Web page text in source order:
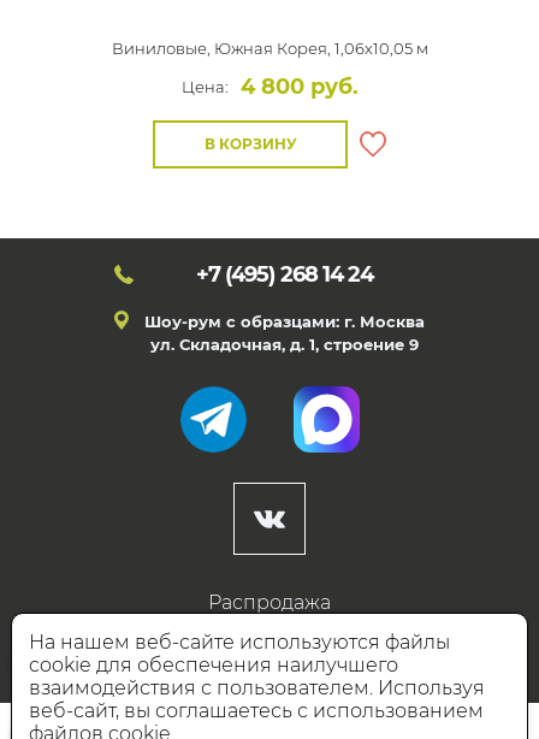
Виниловые, Южная Корея, 1,06x10,05 м
Цена:
4 800 руб.
В КОРЗИНУ
+7 (495) 268 14 24
Шоу-рум с образцами: г. Москва
ул. Складочная, д. 1, строение 9
Распродажа
Готовые дизайны
Дизайнерам
НАШИ ПАРТНЁРЫ
На нашем веб-сайте используются файлы
cookie для обеспечения наилучшего
взаимодействия с пользователем. Используя
веб-сайт, вы соглашаетесь с использованием
файлов cookie.